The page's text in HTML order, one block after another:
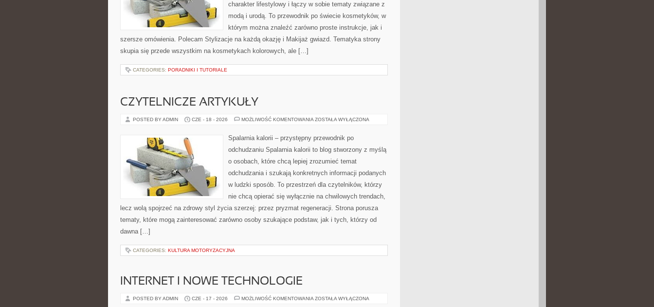
charakter lifestylowy i łączy w sobie tematy związane z
modą i urodą. To przewodnik po świecie kosmetyków, w
którym można znaleźć zarówno proste instrukcje, jak i
szersze omówienia. Polecam Stylizacje na każdą okazję i Makijaż gwiazd. Tematyka strony
skupia się przede wszystkim na kosmetykach kolorowych, ale […]
CATEGORIES: PORADNIKI I TUTORIALE
CZYTELNICZE ARTYKUŁY
POSTED BY ADMIN CZE - 18 - 2026 MOŻLIWOŚĆ KOMENTOWANIA CZYTELNICZE
ZOSTAŁA WYŁĄCZONA
Spalarnia kalorii – przystępny przewodnik po
odchudzaniu Spalarnia kalorii to blog stworzony z myślą
o osobach, które chcą lepiej zrozumieć temat
odchudzania i szukają konkretnych informacji podanych
w ludzki sposób. To przestrzeń dla czytelników, którzy
nie chcą opierać się wyłącznie na chwilowych trendach,
lecz wolą spojrzeć na zdrowy styl życia szerzej: przez pryzmat regeneracji. Strona porusza
tematy, które mogą zainteresować zarówno osoby szukające podstaw, jak i tych, którzy od
dawna […]
CATEGORIES: KULTURA MOTORYZACYJNA
INTERNET I NOWE TECHNOLOGIE
POSTED BY ADMIN CZE - 17 - 2026 MOŻLIWOŚĆ KOMENTOWANIA INTERNET
ZOSTAŁA WYŁĄCZONA